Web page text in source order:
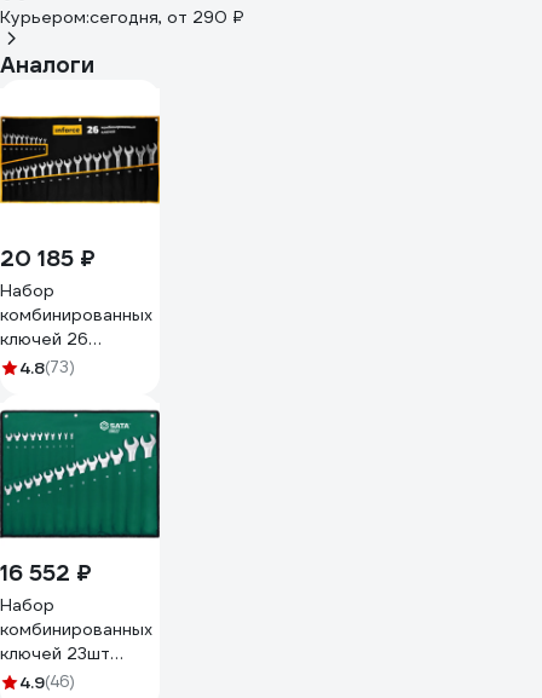
Курьером:сегодня, от 290 ₽
Аналоги
20 185 ₽
Набор
комбинированных
ключей 26
предметов
V, 6-32мм, 06-05-
32
4.8(73)
16 552 ₽
Набор
комбинированных
ключей 23шт
SATA 09027
4.9(46)